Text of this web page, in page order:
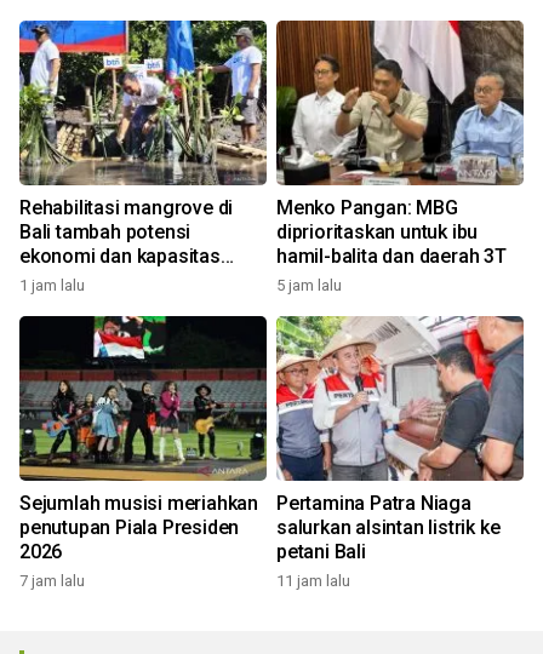
Rehabilitasi mangrove di
Bali tambah potensi
ekonomi dan kapasitas
nelayan kelola ekowisata
1 jam lalu
Menko Pangan: MBG
diprioritaskan untuk ibu
hamil-balita dan daerah 3T
5 jam lalu
Sejumlah musisi meriahkan
penutupan Piala Presiden
2026
7 jam lalu
Pertamina Patra Niaga
salurkan alsintan listrik ke
petani Bali
11 jam lalu